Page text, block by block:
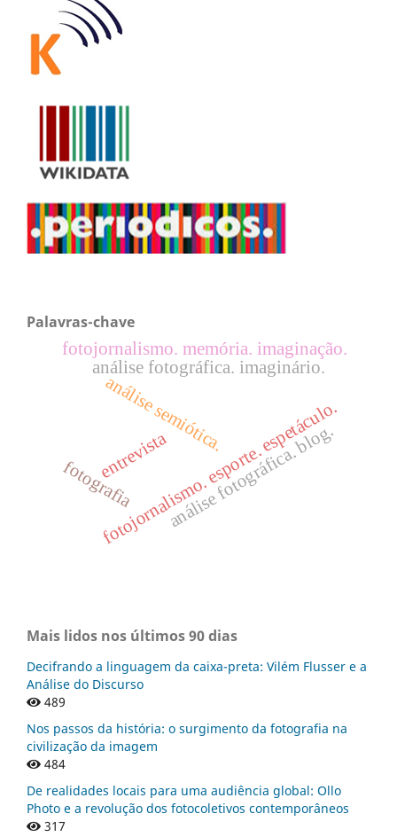
Palavras-chave
análise semiótica.
fotojornalismo. esporte. espetáculo.
análise fotográfica. imaginário.
análise fotográfica. blog.
entrevista
fotojornalismo. memória. imaginação.
fotografia
Mais lidos nos últimos 90 dias
Decifrando a linguagem da caixa-preta: Vilém Flusser e a
Análise do Discurso
489
Nos passos da história: o surgimento da fotografia na
civilização da imagem
484
De realidades locais para uma audiência global: Ollo
Photo e a revolução dos fotocoletivos contemporâneos
317